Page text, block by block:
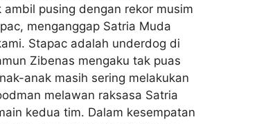
pusing dengan rekor musim
menganggap Satria Muda
Stapac adalah underdog di
Zibenas mengaku tak puas
anak masih sering melakukan
melawan raksasa Satria
kedua tim. Dalam kesempatan